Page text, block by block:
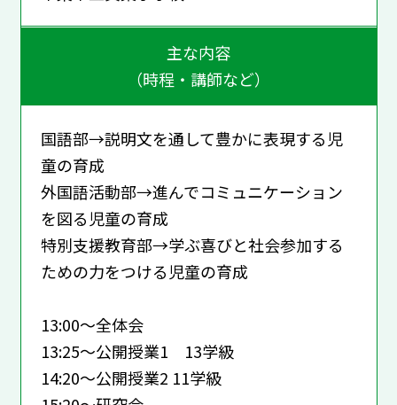
主な内容
（時程・講師など）
国語部→説明文を通して豊かに表現する児
童の育成
外国語活動部→進んでコミュニケーション
を図る児童の育成
特別支援教育部→学ぶ喜びと社会参加する
ための力をつける児童の育成
13:00～全体会
13:25～公開授業1 13学級
14:20～公開授業2 11学級